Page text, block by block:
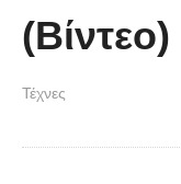
(video)
(Βίντεο)
Τέχνες